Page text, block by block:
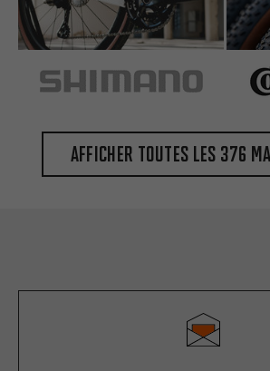
Afficher toutes les 376